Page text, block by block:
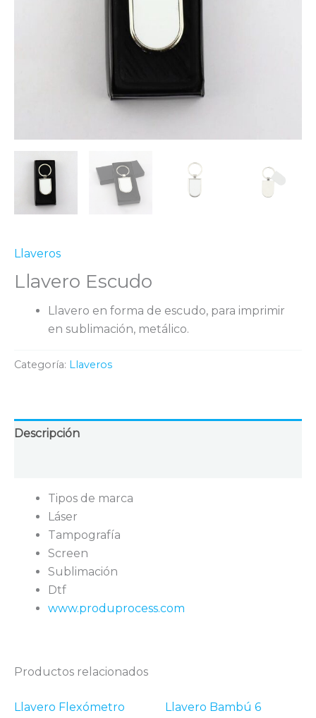
Llaveros
Llavero Escudo
Llavero en forma de escudo, para imprimir
en sublimación, metálico.
Categoría: Llaveros
Descripción
Tipos de marca
Láser
Tampografía
Screen
Sublimación
Dtf
www.produprocess.com
Productos relacionados
Llavero Flexómetro
Llavero Bambú 6